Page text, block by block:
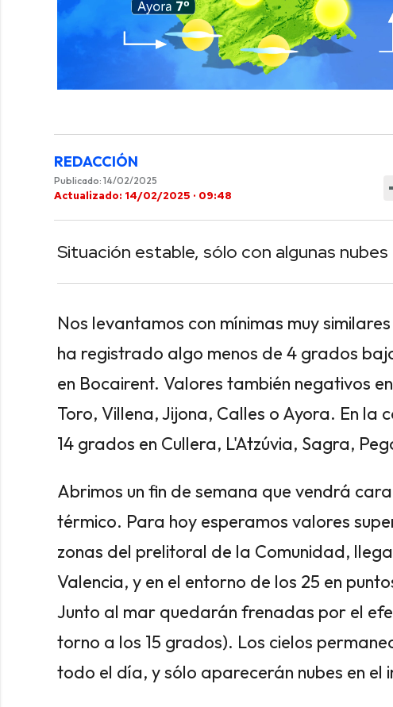
0
secondsVolume
REDACCIÓN
Publicado: 14/02/2025
Actualizado: 14/02/2025 · 09:48
Situación estable, sólo con algunas
Nos levantamos con mínimas muy
ha registrado algo menos de 4 grados
en Bocairent. Valores también negativos
Toro, Villena, Jijona, Calles o Ayora. En la
14 grados en Cullera, L'Atzúvia, Sagra,
Abrimos un fin de semana que vendrá
térmico. Para hoy esperamos valores
zonas del prelitoral de la Comunidad,
Valencia, y en el entorno de los 25 en
Junto al mar quedarán frenadas por el
torno a los 15 grados). Los cielos
todo el día, y sólo aparecerán nubes en